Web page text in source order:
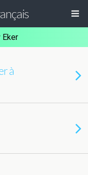
Eker
à